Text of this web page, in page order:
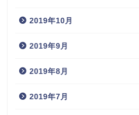
2019年10月
2019年9月
2019年8月
2019年7月